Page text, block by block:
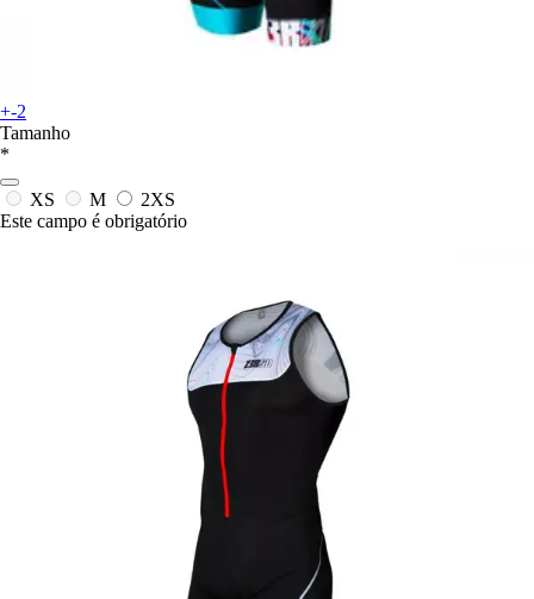
+-2
Tamanho
*
XS M
2XS
Este campo é obrigatório